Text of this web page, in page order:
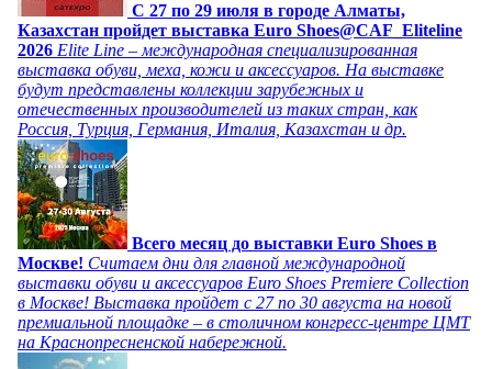
C 27 по 29 июля в городе Алматы,
Казахстан пройдет выставка Euro Shoes@CAF_Eliteline
2026 Elite Line – международная специализированная
выставка обуви, меха, кожи и аксессуаров. На выставке
будут представлены коллекции зарубежных и
отечественных производителей из таких стран, как
Россия, Турция, Германия, Италия, Казахстан и др.
Всего месяц до выставки Euro Shoes в
Москве! Считаем дни для главной международной
выставки обуви и аксессуаров Euro Shoes Premiere Collection
в Москве! Выставка пройдет с 27 по 30 августа на новой
премиальной площадке – в столичном конгресс-центре ЦМТ
на Краснопресненской набережной.